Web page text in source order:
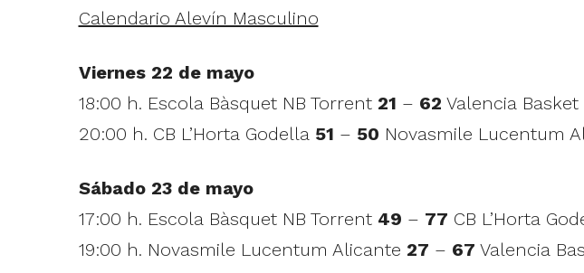
Calendario Alevín Masculino
Viernes 22 de mayo
18:00 h. Escola Bàsquet NB Torrent 21 – 62 Valencia Basket
20:00 h. CB L’Horta Godella 51 – 50 Novasmile Lucentum
Sábado 23 de mayo
17:00 h. Escola Bàsquet NB Torrent 49 – 77 CB L’Horta
19:00 h. Novasmile Lucentum Alicante 27 – 67 Valencia